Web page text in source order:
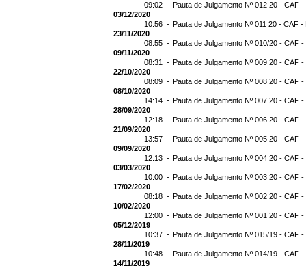
09:02 - Pauta de Julgamento Nº 012 20 - CAF
03/12/2020
10:56 - Pauta de Julgamento Nº 011 20 - CAF -
23/11/2020
08:55 - Pauta de Julgamento Nº 010/20 - CAF -
09/11/2020
08:31 - Pauta de Julgamento Nº 009 20 - CAF -
22/10/2020
08:09 - Pauta de Julgamento Nº 008 20 - CAF
08/10/2020
14:14 - Pauta de Julgamento Nº 007 20 - CAF
28/09/2020
12:18 - Pauta de Julgamento Nº 006 20 - CAF
21/09/2020
13:57 - Pauta de Julgamento Nº 005 20 - CAF
09/09/2020
12:13 - Pauta de Julgamento Nº 004 20 - CAF
03/03/2020
10:00 - Pauta de Julgamento Nº 003 20 - CAF
17/02/2020
08:18 - Pauta de Julgamento Nº 002 20 - CAF
10/02/2020
12:00 - Pauta de Julgamento Nº 001 20 - CAF
05/12/2019
10:37 - Pauta de Julgamento Nº 015/19 - CAF -
28/11/2019
10:48 - Pauta de Julgamento Nº 014/19 - CAF
14/11/2019